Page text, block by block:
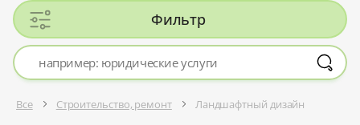
Фильтр
Все Строительство, ремонт Ландшафтный дизайн